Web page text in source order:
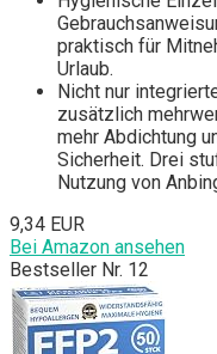
praktisch für
Urlaub.
Nicht nur
zusätzlich
mehr Abdichtung
Sicherheit. Drei
Nutzung von
9,34 EUR
Bei Amazon ansehen
Bestseller Nr. 12